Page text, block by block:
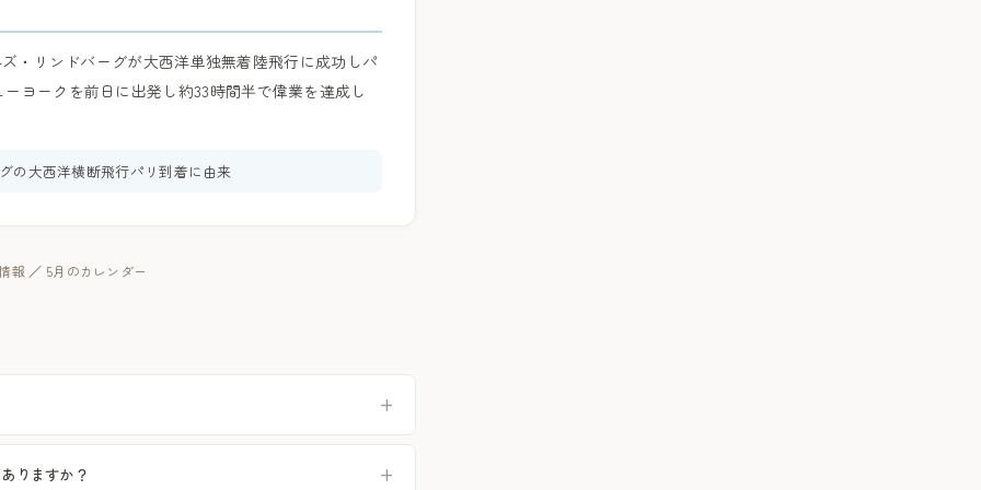
・リンドバーグが大西洋単独無着陸飛行に成功しパ
ヨークを前日に出発し約33時間半で偉業を達成し
の大西洋横断飛行パリ到着に由来
報 ／ 5月のカレンダー
りますか？